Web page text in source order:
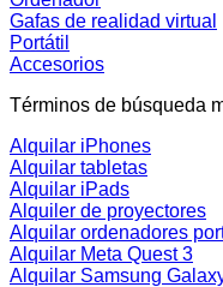
Gafas de realidad virtual
Portátil
Accesorios
Términos de búsqueda
Alquilar iPhones
Alquilar tabletas
Alquilar iPads
Alquiler de proyectores
Alquilar ordenadores
Alquilar Meta Quest 3
Alquilar Samsung